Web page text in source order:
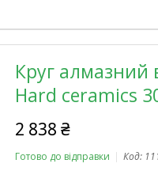
Круг алмазний
Hard ceramics
2 838 ₴
Готово до відправки Код: